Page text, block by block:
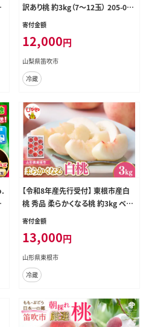
訳あり桃 約3kg（7～12玉） 205-003
-26y
寄付金額
12,000円
山梨県笛吹市
冷蔵
【令和8年産先行受付】 東根市産白
桃 秀品 柔らかくなる桃 約3kg ベジ
フルひがしね 山形県 東根市 hi104-
寄付金額
13,000円
山形県東根市
冷蔵